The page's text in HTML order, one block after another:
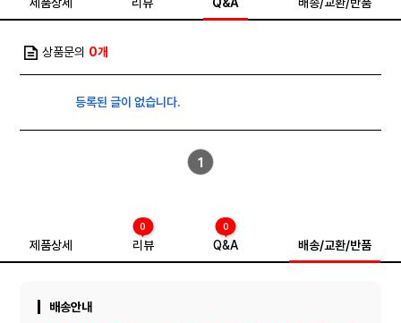
상품문의 0개
등록된 글이 없습니다.
1
제품상세 리뷰
0
Q&A
0
배송/교환/반품
배송안내